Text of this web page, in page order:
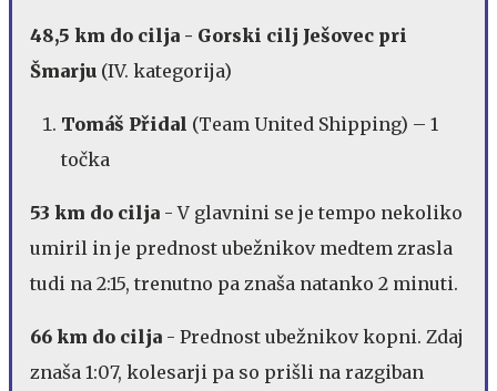
48,5 km do cilja - Gorski cilj Ješovec pri
Šmarju (IV. kategorija)
Tomáš Přidal (Team United Shipping) – 1
točka
53 km do cilja - V glavnini se je tempo nekoliko
umiril in je prednost ubežnikov medtem zrasla
tudi na 2:15, trenutno pa znaša natanko 2 minuti.
66 km do cilja - Prednost ubežnikov kopni. Zdaj
znaša 1:07, kolesarji pa so prišli na razgiban